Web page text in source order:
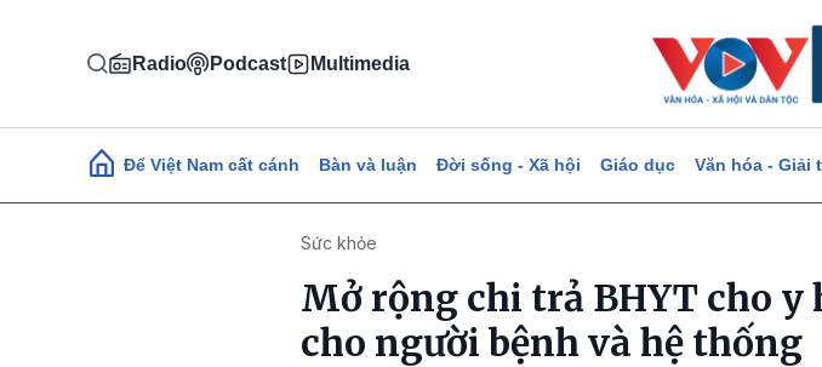
Radio Podcast Multimedia
Main navigation
Để Việt Nam cất cánh Bàn và luận Đời sống - Xã hội Giáo dục Văn hóa - Giải
Sức khỏe
Mở rộng chi trả BHYT cho y
cho người bệnh và hệ thống